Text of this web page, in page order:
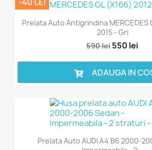
Prelata Auto Antigrindina MERCEDES
2015 - Gri
590 lei 550 lei
ADAUGA IN
Prelata Auto AUDI A4 B6 2000-